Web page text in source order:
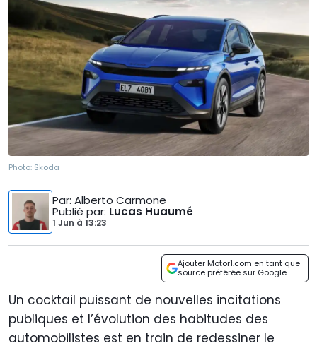
Photo: Skoda
Par: Alberto Carmone
Publié par: Lucas Huaumé
1 Jun à 13:23
Ajouter Motor1.com en tant que
source préférée sur Google
Un cocktail puissant de nouvelles incitations
publiques et l’évolution des habitudes des
automobilistes est en train de redessiner le